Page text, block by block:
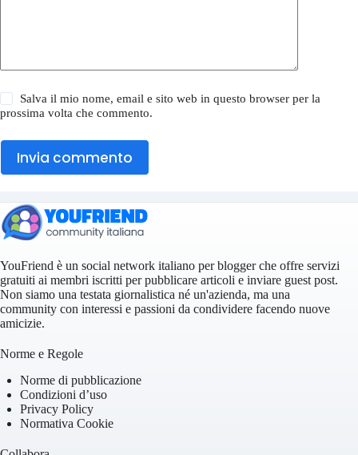
Salva il mio nome, email e sito web in questo browser per la
prossima volta che commento.
Invia commento
YouFriend è un social network italiano per blogger che offre servizi
gratuiti ai membri iscritti per pubblicare articoli e inviare guest post.
Non siamo una testata giornalistica né un'azienda, ma una
community con interessi e passioni da condividere facendo nuove
amicizie.
Norme e Regole
Norme di pubblicazione
Condizioni d’uso
Privacy Policy
Normativa Cookie